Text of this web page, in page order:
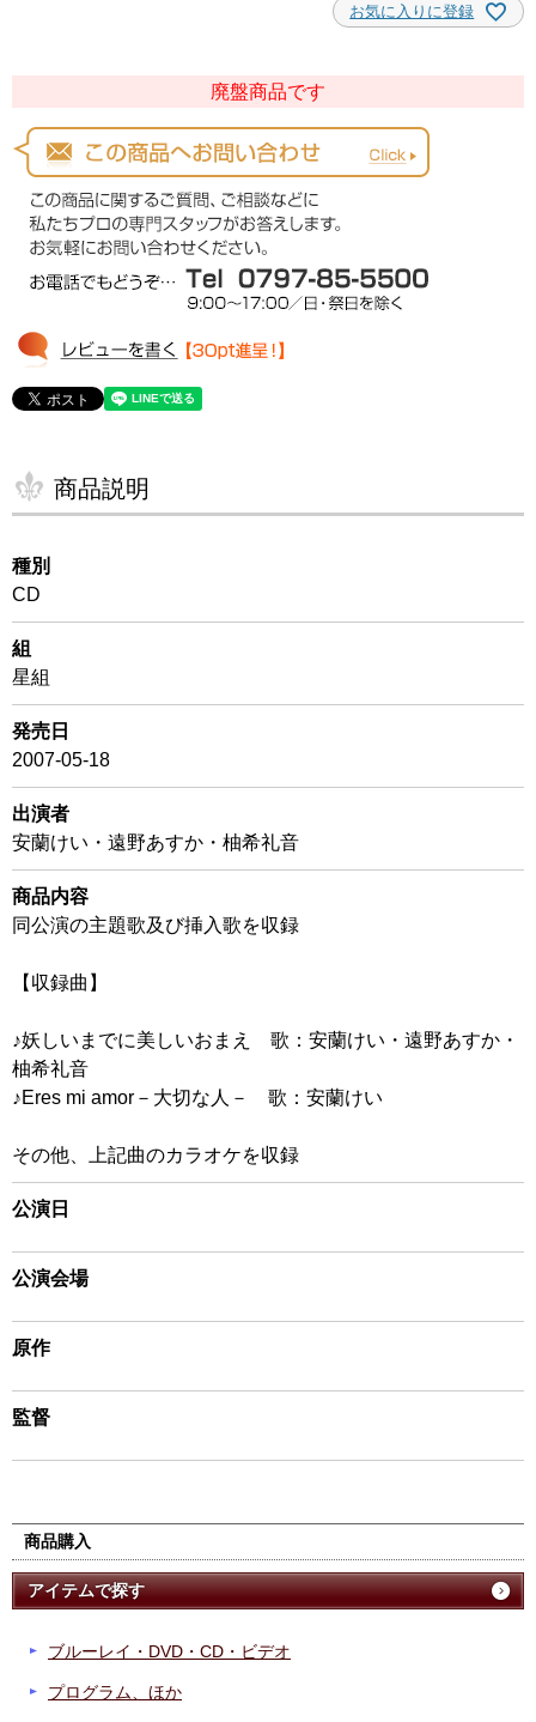
お気に入りに登録
廃盤商品です
商品説明
種別
CD
組
星組
発売日
2007-05-18
出演者
安蘭けい・遠野あすか・柚希礼音
商品内容
同公演の主題歌及び挿入歌を収録
【収録曲】
♪妖しいまでに美しいおまえ 歌：安蘭けい・遠野あすか・
柚希礼音
♪Eres mi amor－大切な人－ 歌：安蘭けい
その他、上記曲のカラオケを収録
公演日
公演会場
原作
監督
商品購入
アイテムで探す
ブルーレイ・DVD・CD・ビデオ
プログラム、ほか